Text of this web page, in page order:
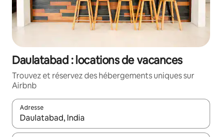
Daulatabad : locations de vacances
Trouvez et réservez des hébergements uniques sur
Airbnb
Adresse
Lorsque les résultats s'affichent, utilisez les flèches vers le